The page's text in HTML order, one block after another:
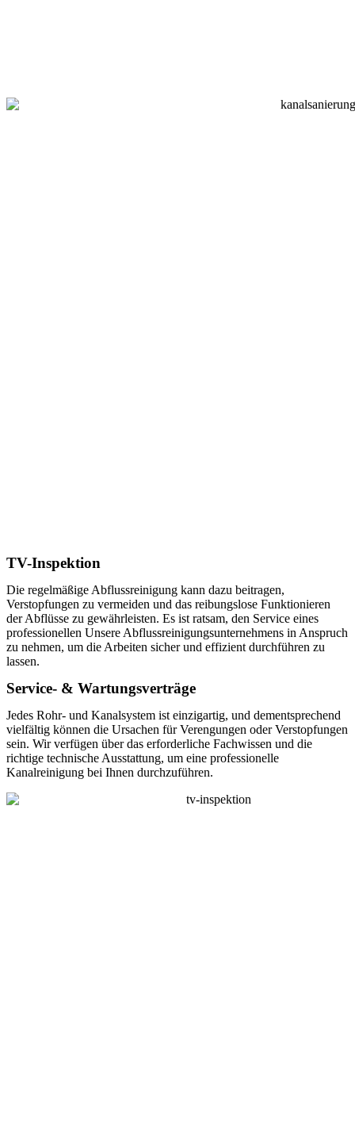
TV-Inspektion
Die regelmäßige Abflussreinigung kann dazu beitragen,
Verstopfungen zu vermeiden und das reibungslose Funktionieren
der Abflüsse zu gewährleisten. Es ist ratsam, den Service eines
professionellen Unsere Abflussreinigungsunternehmens in Anspruch
zu nehmen, um die Arbeiten sicher und effizient durchführen zu
lassen.
Service- & Wartungsverträge
Jedes Rohr- und Kanalsystem ist einzigartig, und dementsprechend
vielfältig können die Ursachen für Verengungen oder Verstopfungen
sein. Wir verfügen über das erforderliche Fachwissen und die
richtige technische Ausstattung, um eine professionelle
Kanalreinigung bei Ihnen durchzuführen.